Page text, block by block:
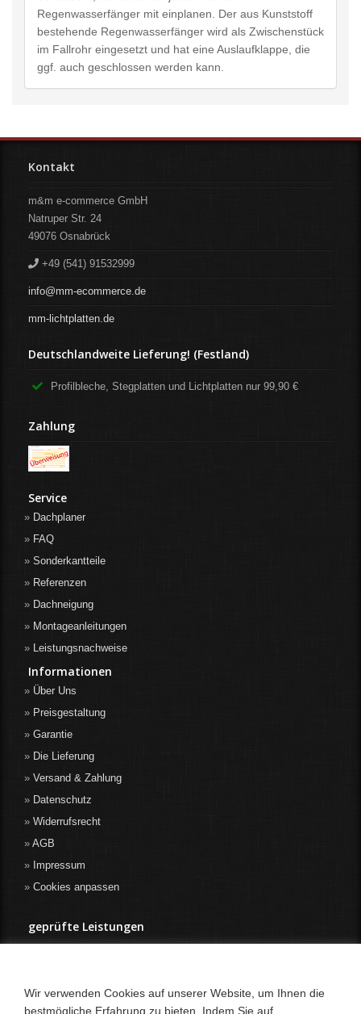
Regenwasserfänger mit einplanen. Der aus Kunststoff
bestehende Regenwasserfänger wird als Zwischenstück
im Fallrohr eingesetzt und hat eine Auslaufklappe, die
ggf. auch geschlossen werden kann.
Kontakt
m&m e-commerce GmbH
Natruper Str. 24
49076 Osnabrück
+49 (541) 91532999
info@mm-ecommerce.de
mm-lichtplatten.de
Deutschlandweite Lieferung! (Festland)
Profilbleche, Stegplatten und Lichtplatten nur 99,90 €
Zahlung
Service
Dachplaner
FAQ
Sonderkantteile
Referenzen
Dachneigung
Montageanleitungen
Leistungsnachweise
Informationen
Über Uns
Preisgestaltung
Garantie
Die Lieferung
Versand & Zahlung
Datenschutz
Widerrufsrecht
AGB
Impressum
Cookies anpassen
geprüfte Leistungen
Wir verwenden Cookies auf unserer Website, um Ihnen die
bestmögliche Erfahrung zu bieten. Indem Sie auf